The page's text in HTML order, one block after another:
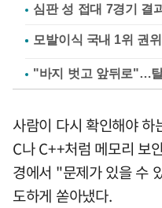
심판 성 접대 7경기 결
"바지 벗고 앞뒤로"…
사람이 다시 확인해야 하
C나 C++처럼 메모리 보
경에서 "문제가 있을 수
도하게 쏟아냈다.